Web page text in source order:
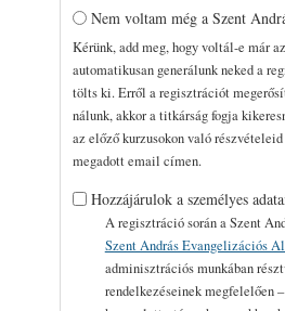
Nem voltam még a Szent
Kérünk, add meg, hogy voltál-e már
automatikusan generálunk neked a
tölts ki. Erről a regisztrációt
nálunk, akkor a titkárság fogja
az előző kurzusokon való
megadott email címen.
Hozzájárulok a személyes
A regisztráció során a Szent
Szent András Evangelizációs
adminisztrációs munkában
rendelkezéseinek megfelelően